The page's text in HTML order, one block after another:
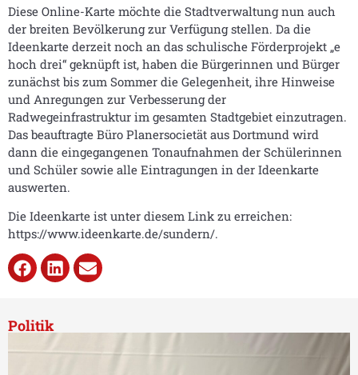
Diese Online-Karte möchte die Stadtverwaltung nun auch
der breiten Bevölkerung zur Verfügung stellen. Da die
Ideenkarte derzeit noch an das schulische Förderprojekt „e
hoch drei“ geknüpft ist, haben die Bürgerinnen und Bürger
zunächst bis zum Sommer die Gelegenheit, ihre Hinweise
und Anregungen zur Verbesserung der
Radwegeinfrastruktur im gesamten Stadtgebiet einzutragen.
Das beauftragte Büro Planersocietät aus Dortmund wird
dann die eingegangenen Tonaufnahmen der Schülerinnen
und Schüler sowie alle Eintragungen in der Ideenkarte
auswerten.
Die Ideenkarte ist unter diesem Link zu erreichen:
https://www.ideenkarte.de/sundern/.
Politik